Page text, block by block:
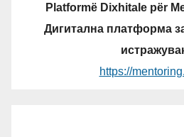
Platformë Dixhitale për
Дигитална платформа
https://